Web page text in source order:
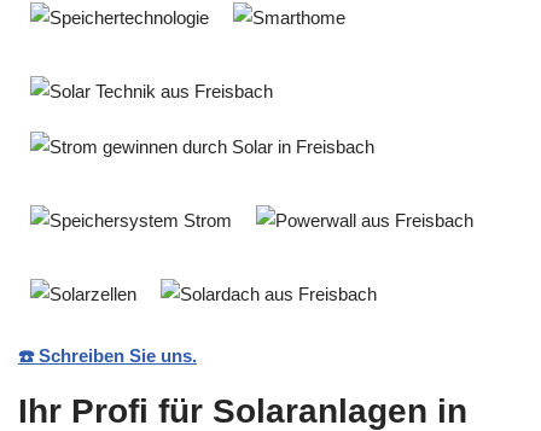
☎️ Schreiben Sie uns.
Ihr Profi für Solaranlagen in